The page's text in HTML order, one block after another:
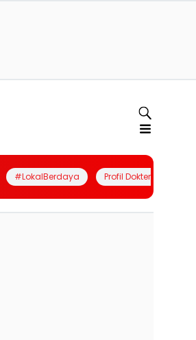
#LokalBerdaya Profil Dokter